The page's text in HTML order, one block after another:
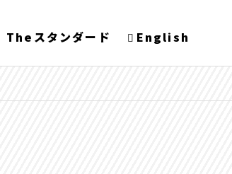
Theスタンダード English